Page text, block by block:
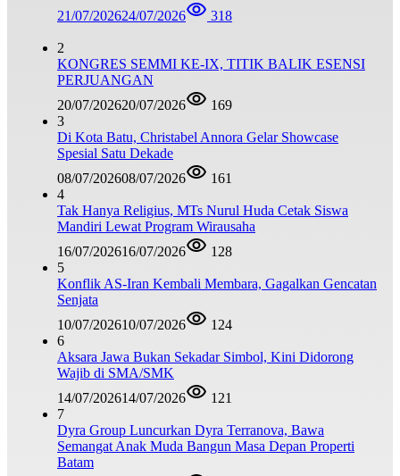
21/07/202624/07/2026 318
2
KONGRES SEMMI KE-IX, TITIK BALIK ESENSI
PERJUANGAN
20/07/202620/07/2026
169
3
Di Kota Batu, Christabel Annora Gelar Showcase
Spesial Satu Dekade
08/07/202608/07/2026
161
4
Tak Hanya Religius, MTs Nurul Huda Cetak Siswa
Mandiri Lewat Program Wirausaha
16/07/202616/07/2026
128
5
Konflik AS-Iran Kembali Membara, Gagalkan Gencatan
Senjata
10/07/202610/07/2026
124
6
Aksara Jawa Bukan Sekadar Simbol, Kini Didorong
Wajib di SMA/SMK
14/07/202614/07/2026
121
7
Dyra Group Luncurkan Dyra Terranova, Bawa
Semangat Anak Muda Bangun Masa Depan Properti
Batam